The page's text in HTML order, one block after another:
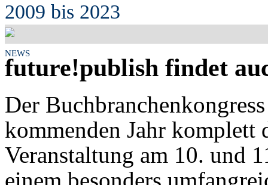
2009 bis 2023
NEWS
future!publish findet
Der
kommenden Jahr
Veranstaltung am 10. und
einem besonders